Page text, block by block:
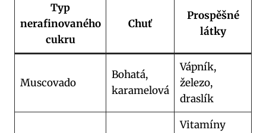
Typ
nerafinovaného
cukru
Chuť
Prospěšné
látky
Muscovado
Bohatá,
karamelová
Vápník,
železo,
draslík
Vitamíny